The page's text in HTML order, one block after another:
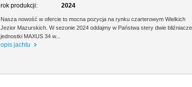
rok produkcji:
2024
Nasza nowość w ofercie to mocna pozycja na rynku czarterowym Wielkich
Jezior Mazurskich. W sezonie 2024 oddajmy w Państwa stery dwie
jednostki MAXUS 34 w...
opis jachtu